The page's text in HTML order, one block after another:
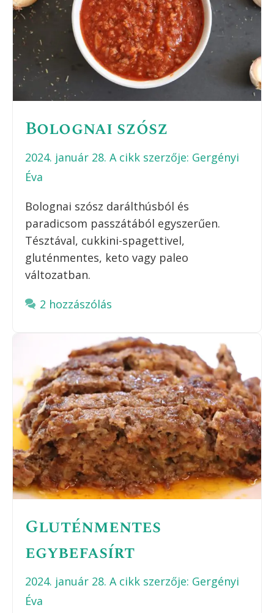
Bolognai szósz
2024. január 28. A cikk szerzője: Gergényi
Éva
Bolognai szósz darálthúsból és
paradicsom passzátából egyszerűen.
Tésztával, cukkini-spagettivel,
gluténmentes, keto vagy paleo
változatban.
2 hozzászólás
Gluténmentes
egybefasírt
2024. január 28. A cikk szerzője: Gergényi
Éva